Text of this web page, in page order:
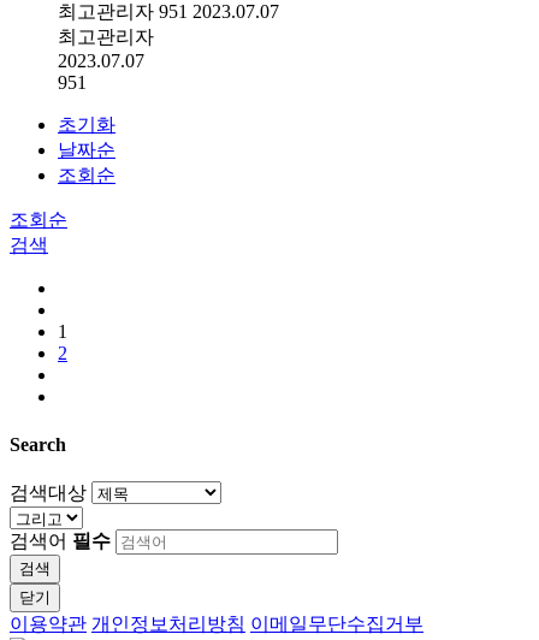
최고관리자 951 2023.07.07
최고관리자
2023.07.07
951
초기화
날짜순
조회순
조회순
검색
1
2
Search
검색대상
검색어 필수
검색
닫기
이용약관 개인정보처리방침 이메일무단수집거부